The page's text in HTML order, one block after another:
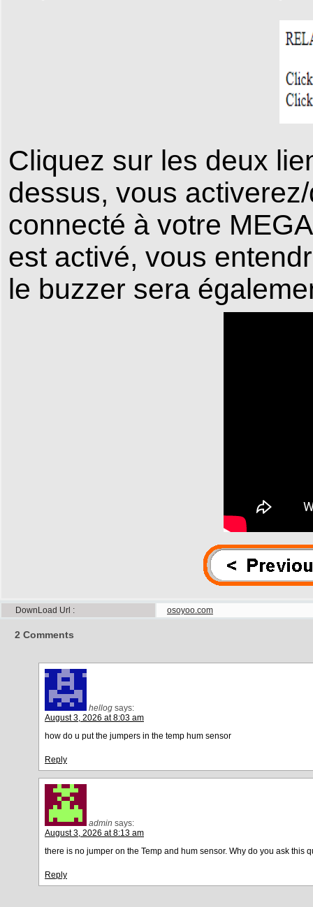
Cliquez sur les deux
dessus, vous
connecté à votre
est activé, vous
le buzzer sera
DownLoad Url osoyoo.com
2 Comments
hellog says:
August 3, 2026 at 8:03 am
how do u put the jumpers in the temp hum sensor
Reply
admin says:
August 3, 2026 at 8:13 am
there is no jumper on the Temp and hum sensor. Why do you ask this
Reply